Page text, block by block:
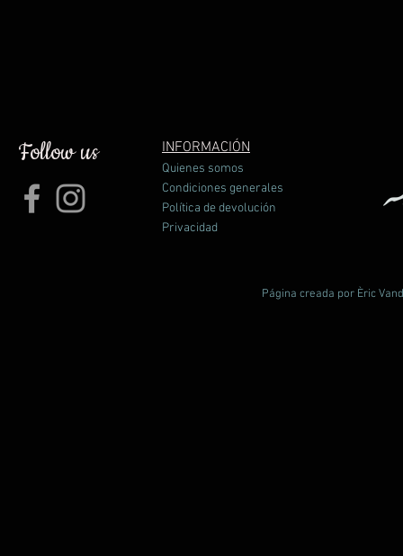
Follow us INFORMACIÓN
Quienes somos
Condiciones generales
Política de devolución
Privacidad
Página creada por Èric